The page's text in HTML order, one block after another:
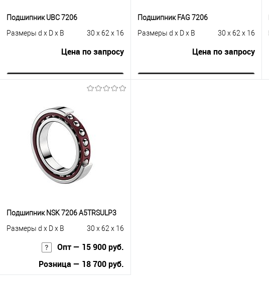
Подшипник UBC 7206
Размеры d x D x B
30 x 62 x 16
Цена по запросу
Запросить цену
Купить в 1 клик
В избранное
Под заказ
Подшипник FAG 7206
Размеры d x D x B
30 x 62 x 16
Цена по запросу
Подшипник NSK 7206 A5TRSULP3
Размеры d x D x B
30 x 62 x 16
Опт — 15 900 руб.
Розница — 18 700 руб.